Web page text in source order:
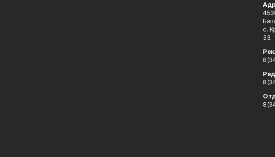
с.
33.